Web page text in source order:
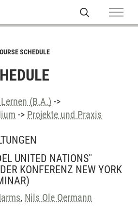
SCHEDULE
(B.A.) ->
-> Projekte und Praxis
UNITED NATIONS"
KONFERENZ NEW YORK
, Nils Ole Oermann